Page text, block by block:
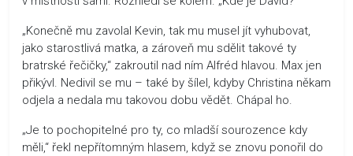
„Konečně mu zavolal Kevin, tak mu musel jít vyhubovat,
jako starostlivá matka, a zároveň mu sdělit takové ty
bratrské řečičky,“ zakroutil nad ním Alfréd hlavou. Max jen
přikývl. Nedivil se mu – také by šílel, kdyby Christina někam
odjela a nedala mu takovou dobu vědět. Chápal ho.
„Je to pochopitelné pro ty, co mladší sourozence kdy
měli,“ řekl nepřítomným hlasem, když se znovu ponořil do